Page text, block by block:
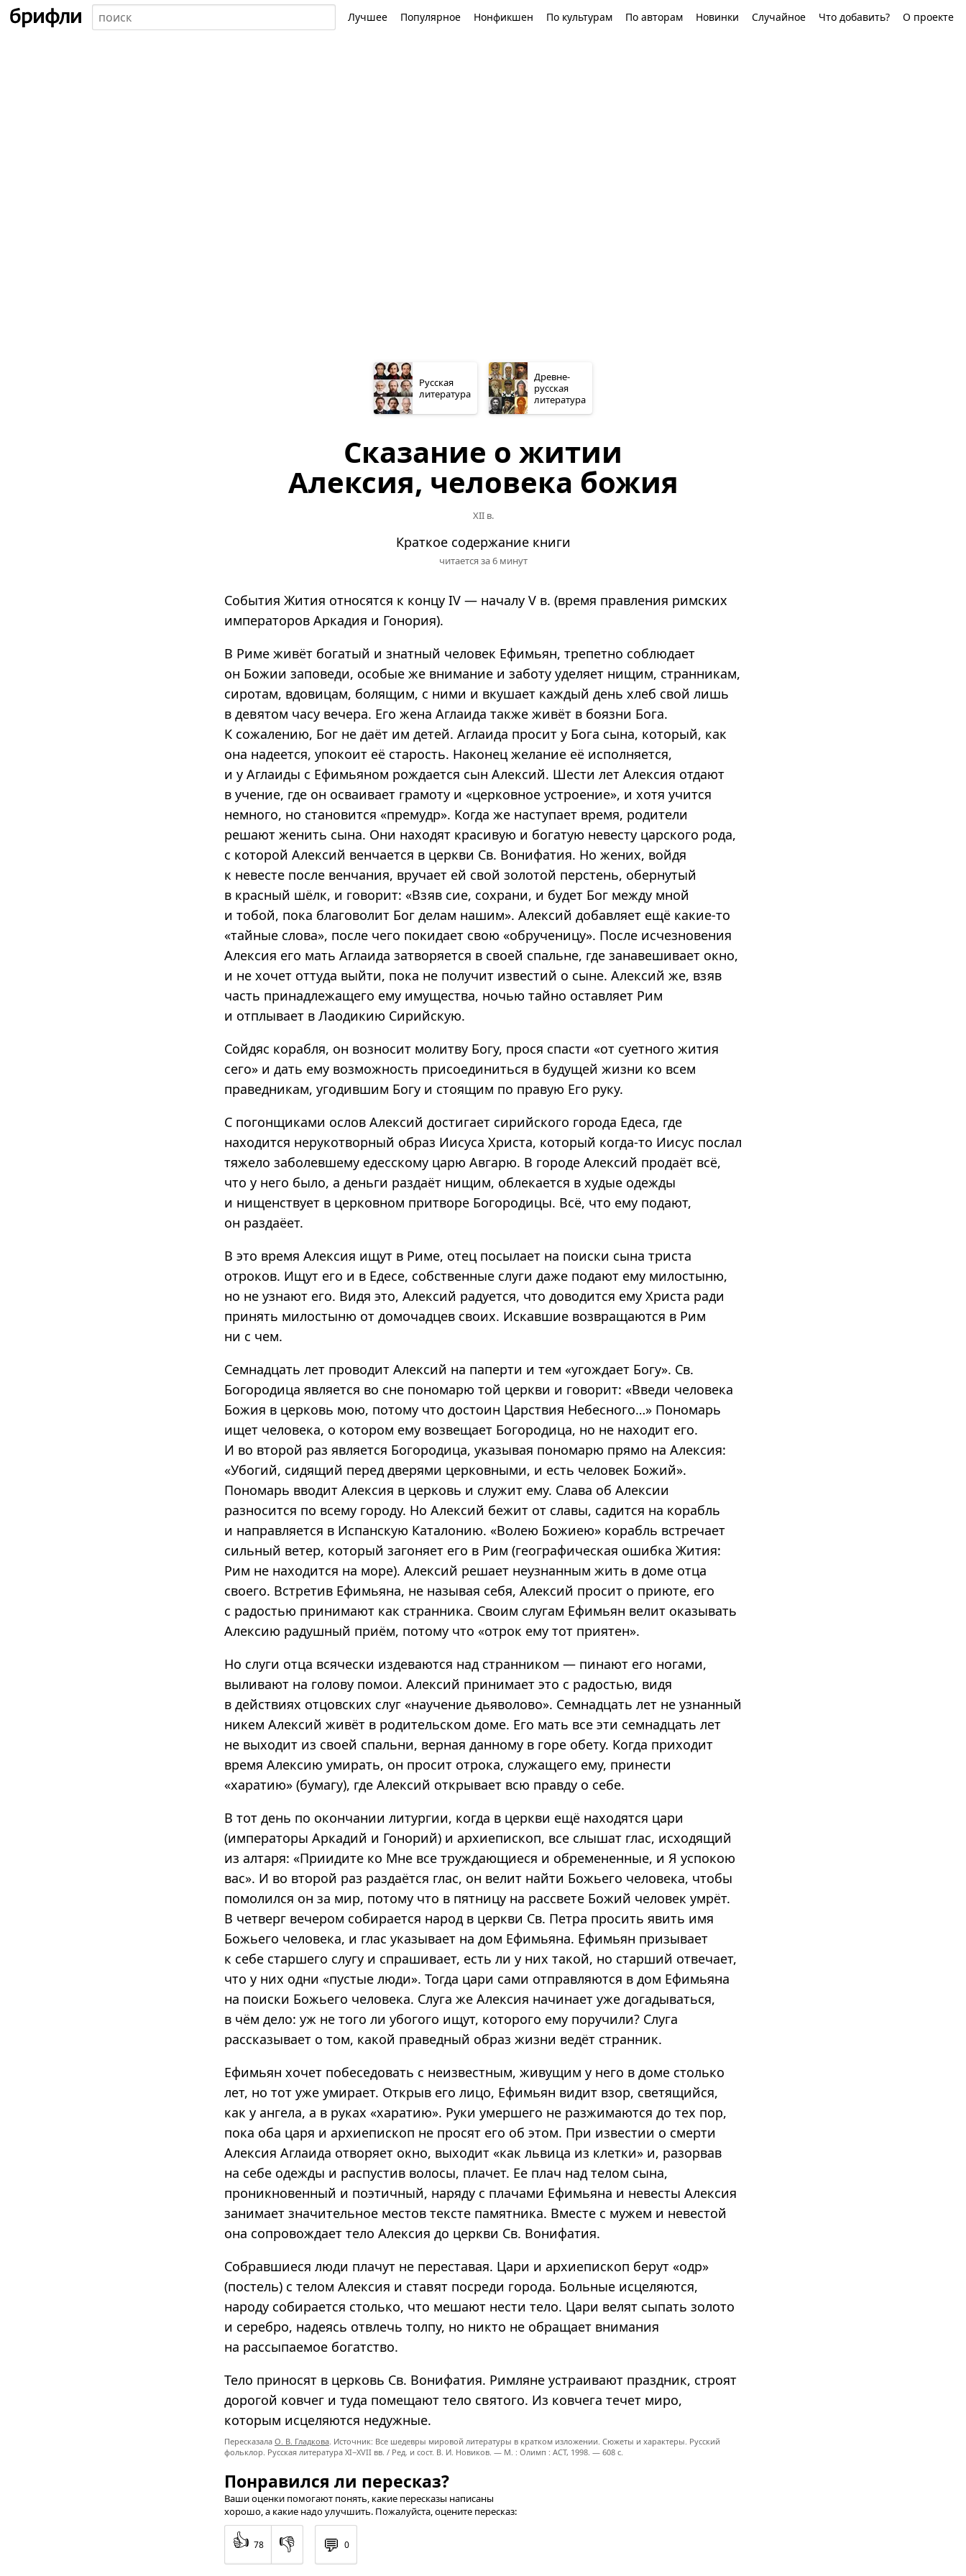
Лучшее Популярное Нонфикшен По культурам По авторам Новинки Случайное Что добавить? О проекте
Русская
литература
Древне­
русская
литература
Сказание о житии
Алексия, человека божия
XII в.
Краткое содержание книги
читается за 6 минут
События Жития относятся к концу IV — началу V в. (время правления римских
императоров Аркадия и Гонория).
В Риме живёт богатый и знатный человек Ефимьян, трепетно соблюдает
он Божии заповеди, особые же внимание и заботу уделяет нищим, странникам,
сиротам, вдовицам, болящим, с ними и вкушает каждый день хлеб свой лишь
в девятом часу вечера. Его жена Аглаида также живёт в боязни Бога.
К сожалению, Бог не даёт им детей. Аглаида просит у Бога сына, который, как
она надеется, упокоит её старость. Наконец желание её исполняется,
и у Аглаиды с Ефимьяном рождается сын Алексий. Шести лет Алексия отдают
в учение, где он осваивает грамоту и «церковное устроение», и хотя учится
немного, но становится «премудр». Когда же наступает время, родители
решают женить сына. Они находят красивую и богатую невесту царского рода,
с которой Алексий венчается в церкви Св. Вонифатия. Но жених, войдя
к невесте после венчания, вручает ей свой золотой перстень, обернутый
в красный шёлк, и говорит: «Взяв сие, сохрани, и будет Бог между мной
и тобой, пока благоволит Бог делам нашим». Алексий добавляет ещё какие-то
«тайные слова», после чего покидает свою «обрученицу». После исчезновения
Алексия его мать Аглаида затворяется в своей спальне, где занавешивает окно,
и не хочет оттуда выйти, пока не получит известий о сыне. Алексий же, взяв
часть принадлежащего ему имущества, ночью тайно оставляет Рим
и отплывает в Лаодикию Сирийскую.
Сойдяс корабля, он возносит молитву Богу, прося спасти «от суетного жития
сего» и дать ему возможность присоединиться в будущей жизни ко всем
праведникам, угодившим Богу и стоящим по правую Его руку.
С погонщиками ослов Алексий достигает сирийского города Едеса, где
находится нерукотворный образ Иисуса Христа, который когда-то Иисус послал
тяжело заболевшему едесскому царю Авгарю. В городе Алексий продаёт всё,
что у него было, а деньги раздаёт нищим, облекается в худые одежды
и нищенствует в церковном притворе Богородицы. Всё, что ему подают,
он раздаёет.
В это время Алексия ищут в Риме, отец посылает на поиски сына триста
отроков. Ищут его и в Едесе, собственные слуги даже подают ему милостыню,
но не узнают его. Видя это, Алексий радуется, что доводится ему Христа ради
принять милостыню от домочадцев своих. Искавшие возвращаются в Рим
ни с чем.
Семнадцать лет проводит Алексий на паперти и тем «угождает Богу». Св.
Богородица является во сне пономарю той церкви и говорит: «Введи человека
Божия в церковь мою, потому что достоин Царствия Небесного…» Пономарь
ищет человека, о котором ему возвещает Богородица, но не находит его.
И во второй раз является Богородица, указывая пономарю прямо на Алексия:
«Убогий, сидящий перед дверями церковными, и есть человек Божий».
Пономарь вводит Алексия в церковь и служит ему. Слава об Алексии
разносится по всему городу. Но Алексий бежит от славы, садится на корабль
и направляется в Испанскую Каталонию. «Волею Божиею» корабль встречает
сильный ветер, который загоняет его в Рим (географическая ошибка Жития:
Рим не находится на море). Алексий решает неузнанным жить в доме отца
своего. Встретив Ефимьяна, не называя себя, Алексий просит о приюте, его
с радостью принимают как странника. Своим слугам Ефимьян велит оказывать
Алексию радушный приём, потому что «отрок ему тот приятен».
Но слуги отца всячески издеваются над странником — пинают его ногами,
выливают на голову помои. Алексий принимает это с радостью, видя
в действиях отцовских слуг «научение дьяволово». Семнадцать лет не узнанный
никем Алексий живёт в родительском доме. Его мать все эти семнадцать лет
не выходит из своей спальни, верная данному в горе обету. Когда приходит
время Алексию умирать, он просит отрока, служащего ему, принести
«харатию» (бумагу), где Алексий открывает всю правду о себе.
В тот день по окончании литургии, когда в церкви ещё находятся цари
(императоры Аркадий и Гонорий) и архиепископ, все слышат глас, исходящий
из алтаря: «Приидите ко Мне все труждающиеся и обремененные, и Я успокою
вас». И во второй раз раздаётся глас, он велит найти Божьего человека, чтобы
помолился он за мир, потому что в пятницу на рассвете Божий человек умрёт.
В четверг вечером собирается народ в церкви Св. Петра просить явить имя
Божьего человека, и глас указывает на дом Ефимьяна. Ефимьян призывает
к себе старшего слугу и спрашивает, есть ли у них такой, но старший отвечает,
что у них одни «пустые люди». Тогда цари сами отправляются в дом Ефимьяна
на поиски Божьего человека. Слуга же Алексия начинает уже догадываться,
в чём дело: уж не того ли убогого ищут, которого ему поручили? Слуга
рассказывает о том, какой праведный образ жизни ведёт странник.
Ефимьян хочет побеседовать с неизвестным, живущим у него в доме столько
лет, но тот уже умирает. Открыв его лицо, Ефимьян видит взор, светящийся,
как у ангела, а в руках «харатию». Руки умершего не разжимаются до тех пор,
пока оба царя и архиепископ не просят его об этом. При известии о смерти
Алексия Аглаида отворяет окно, выходит «как львица из клетки» и, разорвав
на себе одежды и распустив волосы, плачет. Ее плач над телом сына,
проникновенный и поэтичный, наряду с плачами Ефимьяна и невесты Алексия
занимает значительное местов тексте памятника. Вместе с мужем и невестой
она сопровождает тело Алексия до церкви Св. Вонифатия.
Собравшиеся люди плачут не переставая. Цари и архиепископ берут «одр»
(постель) с телом Алексия и ставят посреди города. Больные исцеляются,
народу собирается столько, что мешают нести тело. Цари велят сыпать золото
и серебро, надеясь отвлечь толпу, но никто не обращает внимания
на рассыпаемое богатство.
Тело приносят в церковь Св. Вонифатия. Римляне устраивают праздник, строят
дорогой ковчег и туда помещают тело святого. Из ковчега течет миро,
которым исцеляются недужные.
Пересказала О. В. Гладкова. Источник: Все шедевры мировой литературы в кратком изложении. Сюжеты и характеры. Русский
фольклор. Русская литература XI−XVII вв. / Ред. и сост. В. И. Новиков. — М. : Олимп : ACT, 1998. — 608 с.
Понравился ли пересказ?
Ваши оценки помогают понять, какие пересказы написаны
хорошо, а какие надо улучшить. Пожалуйста, оцените пересказ:
👍 78 👎 💬 0